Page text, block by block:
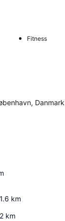
Fitness
Danmark
1.6 km
km